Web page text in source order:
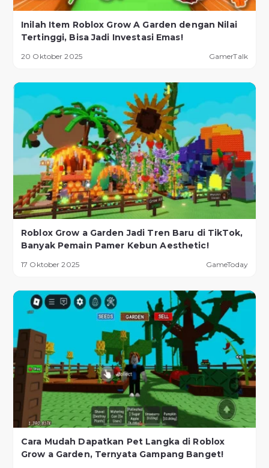
Inilah Item Roblox Grow A Garden dengan Nilai
Tertinggi, Bisa Jadi Investasi Emas!
20 Oktober 2025 GamerTalk
Roblox Grow a Garden Jadi Tren Baru di TikTok,
Banyak Pemain Pamer Kebun Aesthetic!
17 Oktober 2025 GameToday
Cara Mudah Dapatkan Pet Langka di Roblox
Grow a Garden, Ternyata Gampang Banget!